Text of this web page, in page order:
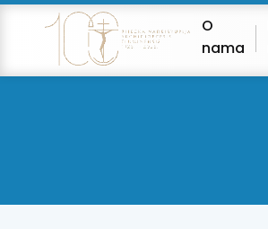
O
nama